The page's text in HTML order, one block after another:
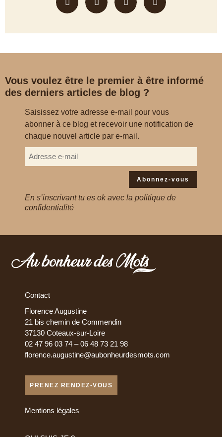
Vous voulez être le premier à être informé
des derniers articles de blog ?
Saisissez votre adresse e-mail pour vous
abonner à ce blog et recevoir une notification de
chaque nouvel article par e-mail.
Abonnez-vous
En s’inscrivant tu es ok avec la politique de
confidentialité
Contact
Florence Augustine
21 bis chemin de Commendin
37130 Coteaux-sur-Loire
02 47 96 03 74 – 06 48 73 21 98
florence.augustine@aubonheurdesmots.com
PRENEZ RENDEZ-VOUS
Mentions légales